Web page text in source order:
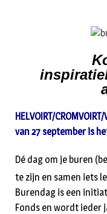
HELVOIRT/
van 27 september is
Dé dag om je buren
te zijn en samen iets
Burendag is een
Fonds en wordt ieder